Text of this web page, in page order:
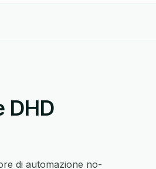
DHD
di automazione no-